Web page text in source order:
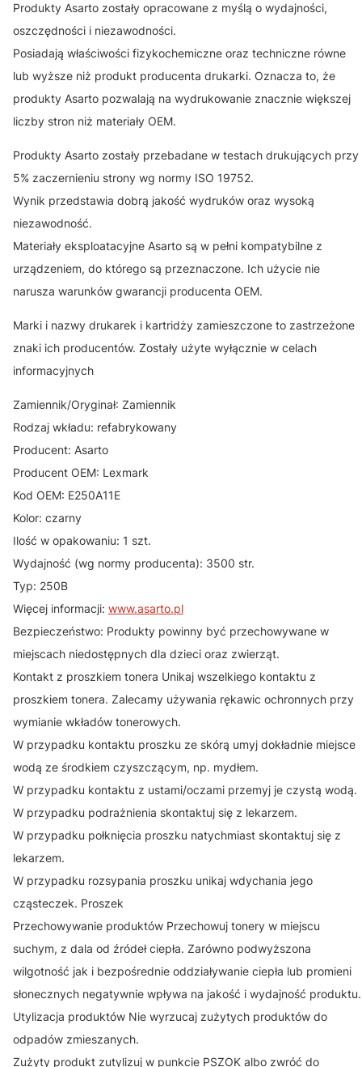
Produkty Asarto zostały opracowane z myślą o wydajności,
oszczędności i niezawodności.
Posiadają właściwości fizykochemiczne oraz techniczne równe
lub wyższe niż produkt producenta drukarki. Oznacza to, że
produkty Asarto pozwalają na wydrukowanie znacznie większej
liczby stron niż materiały OEM.
Produkty Asarto zostały przebadane w testach drukujących przy
5% zaczernieniu strony wg normy ISO 19752.
Wynik przedstawia dobrą jakość wydruków oraz wysoką
niezawodność.
Materiały eksploatacyjne Asarto są w pełni kompatybilne z
urządzeniem, do którego są przeznaczone. Ich użycie nie
narusza warunków gwarancji producenta OEM.
Marki i nazwy drukarek i kartridży zamieszczone to zastrzeżone
znaki ich producentów. Zostały użyte wyłącznie w celach
informacyjnych
Zamiennik/Oryginał: Zamiennik
Rodzaj wkładu: refabrykowany
Producent: Asarto
Producent OEM: Lexmark
Kod OEM: E250A11E
Kolor: czarny
Ilość w opakowaniu: 1 szt.
Wydajność (wg normy producenta): 3500 str.
Typ: 250B
Więcej informacji: www.asarto.pl
Bezpieczeństwo: Produkty powinny być przechowywane w
miejscach niedostępnych dla dzieci oraz zwierząt.
Kontakt z proszkiem tonera Unikaj wszelkiego kontaktu z
proszkiem tonera. Zalecamy używania rękawic ochronnych przy
wymianie wkładów tonerowych.
W przypadku kontaktu proszku ze skórą umyj dokładnie miejsce
wodą ze środkiem czyszczącym, np. mydłem.
W przypadku kontaktu z ustami/oczami przemyj je czystą wodą.
W przypadku podrażnienia skontaktuj się z lekarzem.
W przypadku połknięcia proszku natychmiast skontaktuj się z
lekarzem.
W przypadku rozsypania proszku unikaj wdychania jego
cząsteczek. Proszek
Przechowywanie produktów Przechowuj tonery w miejscu
suchym, z dala od źródeł ciepła. Zarówno podwyższona
wilgotność jak i bezpośrednie oddziaływanie ciepła lub promieni
słonecznych negatywnie wpływa na jakość i wydajność produktu.
Utylizacja produktów Nie wyrzucaj zużytych produktów do
odpadów zmieszanych.
Zużyty produkt zutylizuj w punkcie PSZOK albo zwróć do